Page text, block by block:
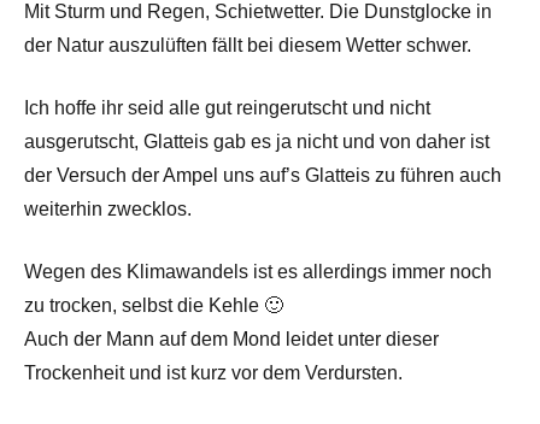
Mit Sturm und Regen, Schietwetter. Die Dunstglocke in
der Natur auszulüften fällt bei diesem Wetter schwer.
Ich hoffe ihr seid alle gut reingerutscht und nicht
ausgerutscht, Glatteis gab es ja nicht und von daher ist
der Versuch der Ampel uns auf’s Glatteis zu führen auch
weiterhin zwecklos.
Wegen des Klimawandels ist es allerdings immer noch
zu trocken, selbst die Kehle 🙂
Auch der Mann auf dem Mond leidet unter dieser
Trockenheit und ist kurz vor dem Verdursten.